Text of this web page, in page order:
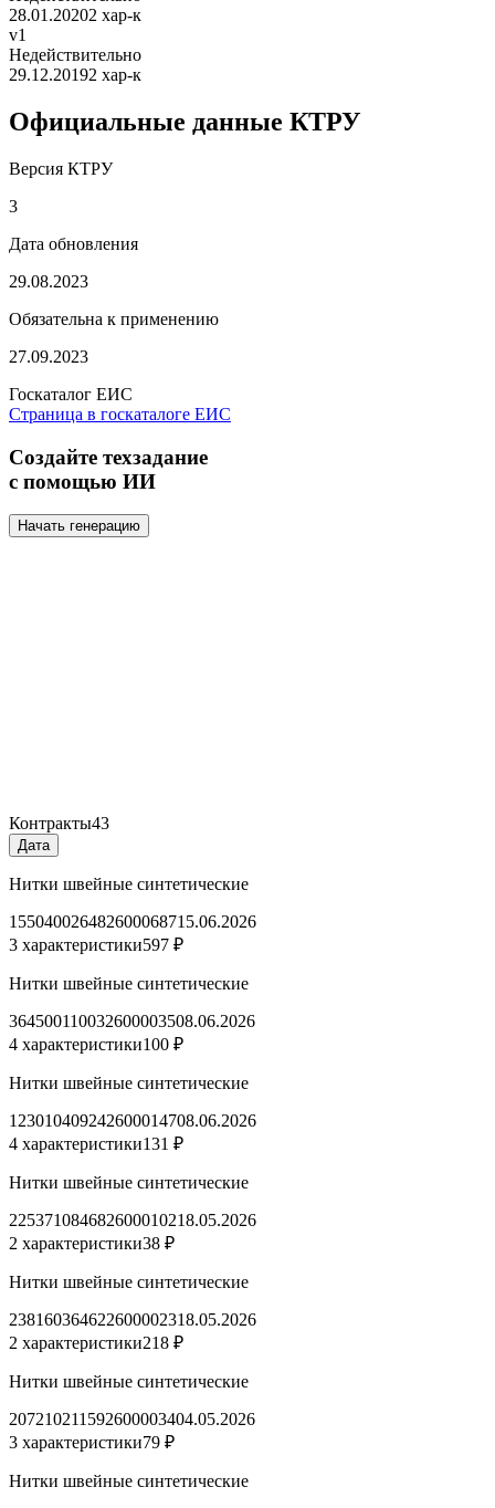
28.01.20202 хар-к
v1
Недействительно
29.12.20192 хар-к
Официальные данные КТРУ
Версия КТРУ
3
Дата обновления
29.08.2023
Обязательна к применению
27.09.2023
Госкаталог ЕИС
Страница в госкаталоге ЕИС
Создайте техзадание
с помощью ИИ
Начать генерацию
Контракты43
Дата
Нитки швейные синтетические
155040026482600068715.06.2026
3 характеристики597 ₽
Нитки швейные синтетические
364500110032600003508.06.2026
4 характеристики100 ₽
Нитки швейные синтетические
123010409242600014708.06.2026
4 характеристики131 ₽
Нитки швейные синтетические
225371084682600010218.05.2026
2 характеристики38 ₽
Нитки швейные синтетические
238160364622600002318.05.2026
2 характеристики218 ₽
Нитки швейные синтетические
207210211592600003404.05.2026
3 характеристики79 ₽
Нитки швейные синтетические